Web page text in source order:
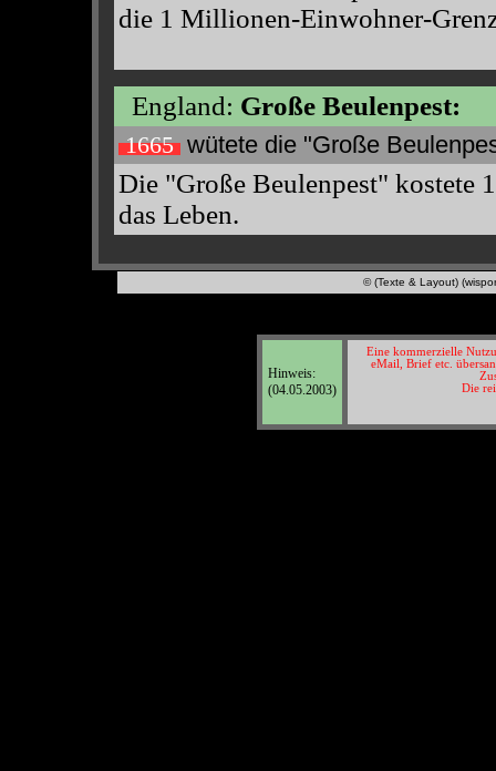
die 1 Millionen-Einwohner-
England: Große Beulenpest:
1665 wütete die "Große
Die "Große Beulenpest" kostete
das Leben.
© (Texte & Layout)
Hinweis:
(04.05.2003)
Eine kommerzielle
eMail, Brief etc.
Die